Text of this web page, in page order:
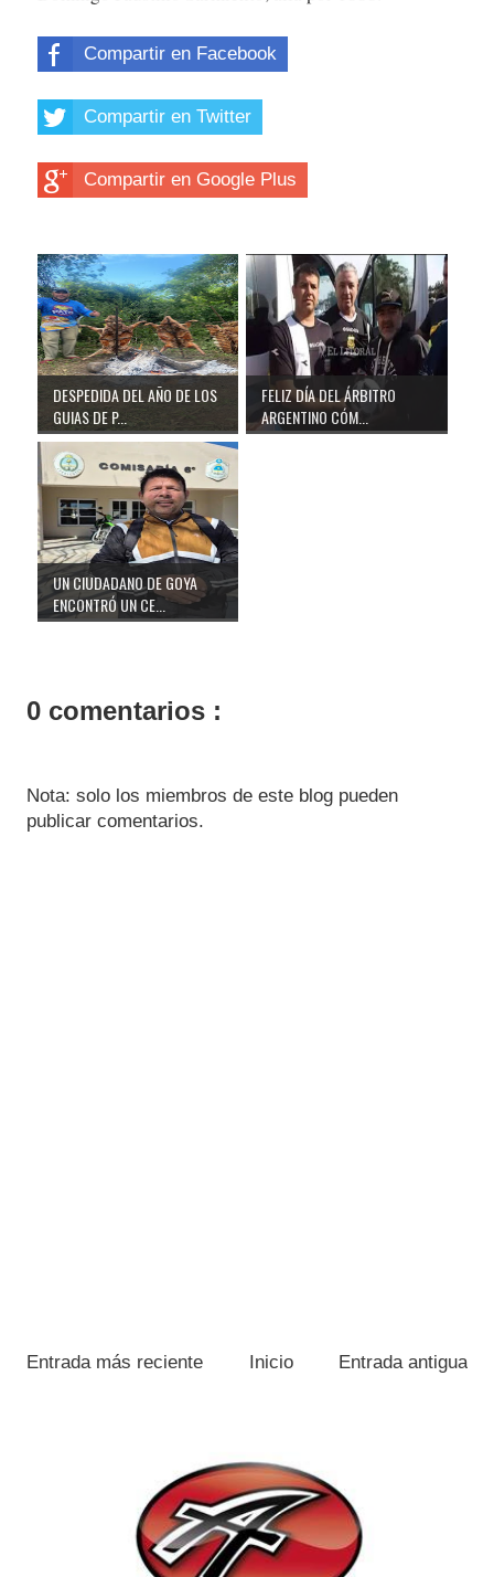
Compartir en Facebook
Compartir en Twitter
Compartir en Google Plus
DESPEDIDA DEL AÑO DE LOS
GUIAS DE P...
FELIZ DÍA DEL ÁRBITRO
ARGENTINO CÓM...
UN CIUDADANO DE GOYA
ENCONTRÓ UN CE...
0 comentarios :
Nota: solo los miembros de este blog pueden
publicar comentarios.
Entrada más reciente Entrada antigua
Inicio